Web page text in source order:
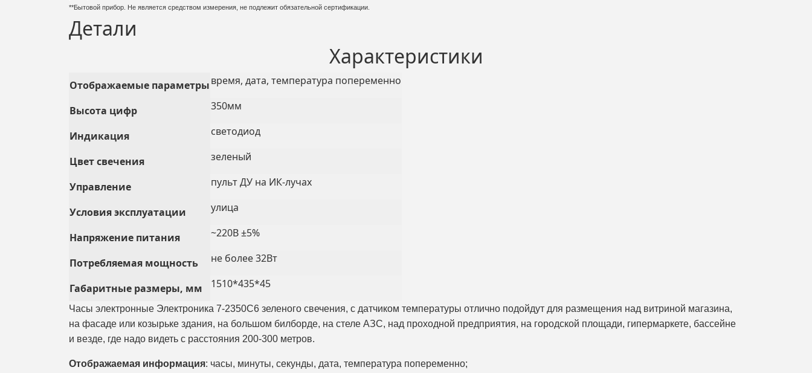
**Бытовой прибор. Не является средством измерения, не подлежит обязательной сертификации.
Детали
Характеристики
Отображаемые параметрывремя, дата, температура попеременно
Высота цифр 350мм
Индикация светодиод
Цвет свечения зеленый
Управление пульт ДУ на ИК-лучах
Условия эксплуатации улица
Напряжение питания ~220В ±5%
Потребляемая мощность не более 32Вт
Габаритные размеры, мм 1510*435*45
Часы электронные Электроника 7-2350С6 зеленого свечения, с датчиком температуры отлично подойдут для размещения над витриной магазина,
на фасаде или козырьке здания, на большом билборде, на стеле АЗС, над проходной предприятия, на городской площади, гипермаркете, бассейне
и везде, где надо видеть с расстояния 200-300 метров.
Отображаемая информация: часы, минуты, секунды, дата, температура попеременно;